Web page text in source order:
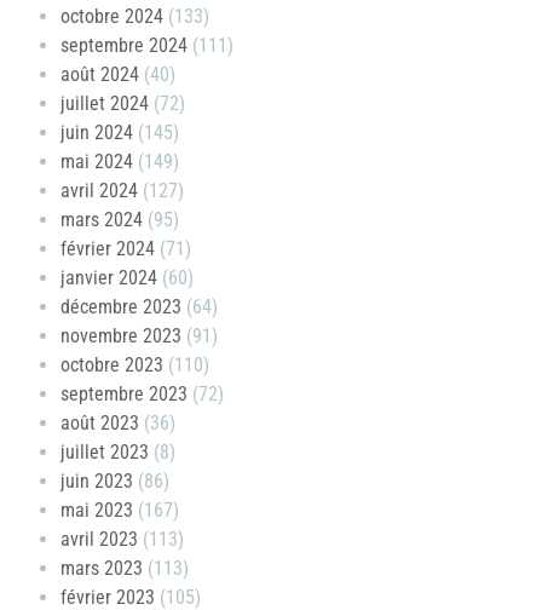
octobre 2024 (133)
septembre 2024 (111)
août 2024 (40)
juillet 2024 (72)
juin 2024 (145)
mai 2024 (149)
avril 2024 (127)
mars 2024 (95)
février 2024 (71)
janvier 2024 (60)
décembre 2023 (64)
novembre 2023 (91)
octobre 2023 (110)
septembre 2023 (72)
août 2023 (36)
juillet 2023 (8)
juin 2023 (86)
mai 2023 (167)
avril 2023 (113)
mars 2023 (113)
février 2023 (105)